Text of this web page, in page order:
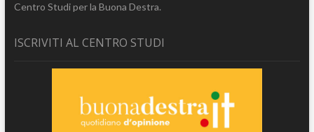
Centro Studi per la Buona Destra.
ISCRIVITI AL CENTRO STUDI